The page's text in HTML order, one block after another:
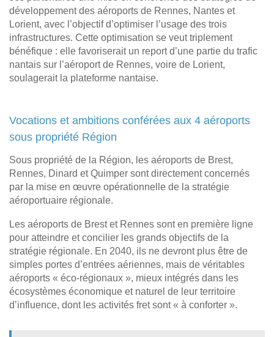
développement des aéroports de Rennes, Nantes et
Lorient, avec l’objectif d’optimiser l’usage des trois
infrastructures. Cette optimisation se veut triplement
bénéfique : elle favoriserait un report d’une partie du trafic
nantais sur l’aéroport de Rennes, voire de Lorient,
soulagerait la plateforme nantaise.
Vocations et ambitions conférées aux 4 aéroports
sous propriété Région
Sous propriété de la Région, les aéroports de Brest,
Rennes, Dinard et Quimper sont directement concernés
par la mise en œuvre opérationnelle de la stratégie
aéroportuaire régionale.
Les aéroports de Brest et Rennes sont en première ligne
pour atteindre et concilier les grands objectifs de la
stratégie régionale. En 2040, ils ne devront plus être de
simples portes d’entrées aériennes, mais de véritables
aéroports « éco-régionaux », mieux intégrés dans les
écosystèmes économique et naturel de leur territoire
d’influence, dont les activités fret sont « à conforter ».